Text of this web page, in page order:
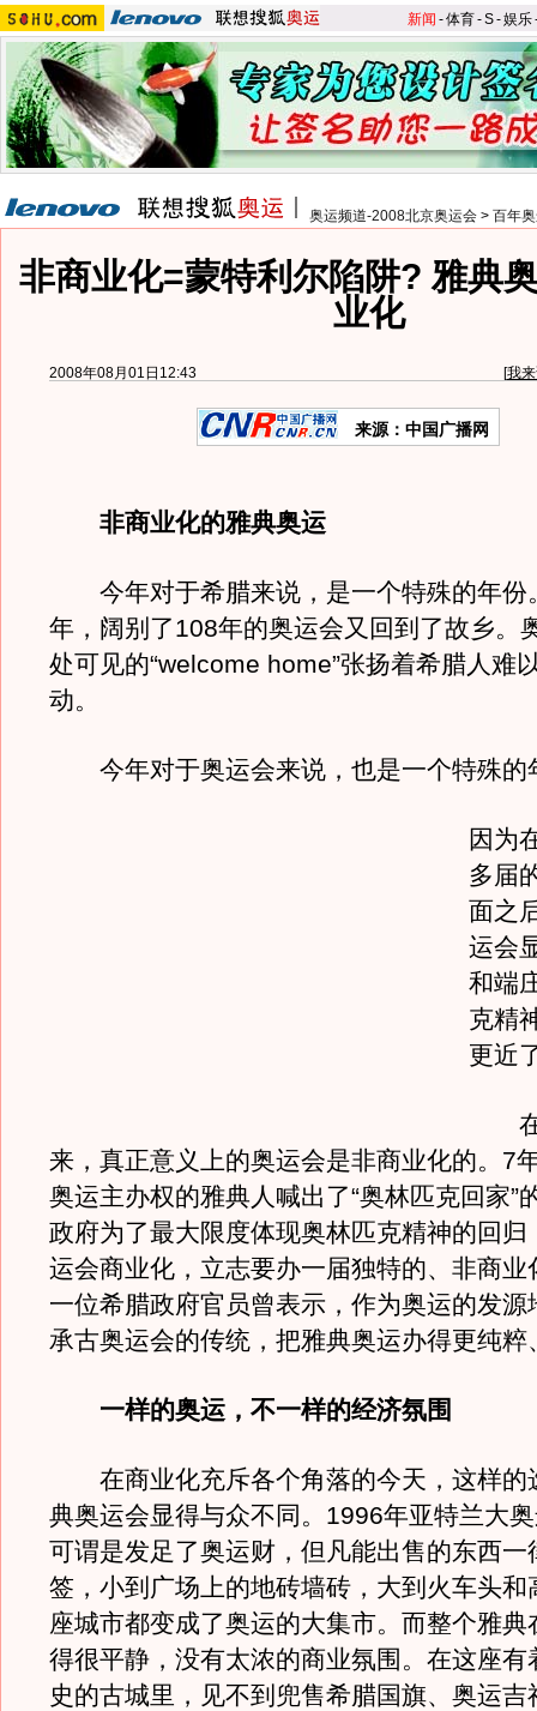
新闻 -体育-S-娱乐
奥运频道-2008北京奥运会 > 百年
非商业化=蒙特利尔陷阱? 雅典
业化
2008年08月01日12:43 [我
来源：中国广播网
非商业化的雅典奥运
今年对于希腊来说，是一个特殊的年份
年，阔别了108年的奥运会又回到了故乡。
处可见的“welcome home”张扬着希腊人难
动。
今年对于奥运会来说，也是一个特殊的
因为
多届
面之
运会
和端
克精
更近
在
来，真正意义上的奥运会是非商业化的。7
奥运主办权的雅典人喊出了“奥林匹克回家”
政府为了最大限度体现奥林匹克精神的回归
运会商业化，立志要办一届独特的、非商业
一位希腊政府官员曾表示，作为奥运的发源
承古奥运会的传统，把雅典奥运办得更纯粹
一样的奥运，不一样的经济氛围
在商业化充斥各个角落的今天，这样的
典奥运会显得与众不同。1996年亚特兰大
可谓是发足了奥运财，但凡能出售的东西一
签，小到广场上的地砖墙砖，大到火车头和
座城市都变成了奥运的大集市。而整个雅典
得很平静，没有太浓的商业氛围。在这座
史的古城里，见不到兜售希腊国旗、奥运吉